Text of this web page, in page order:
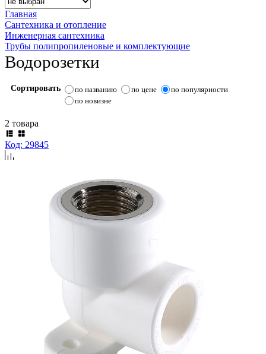
Главная
Сантехника и отопление
Инженерная сантехника
Трубы полипропиленовые и комплектующие
Водорозетки
Сортировать по названию по цене
по популярности
по новизне
2 товара
Код: 29845